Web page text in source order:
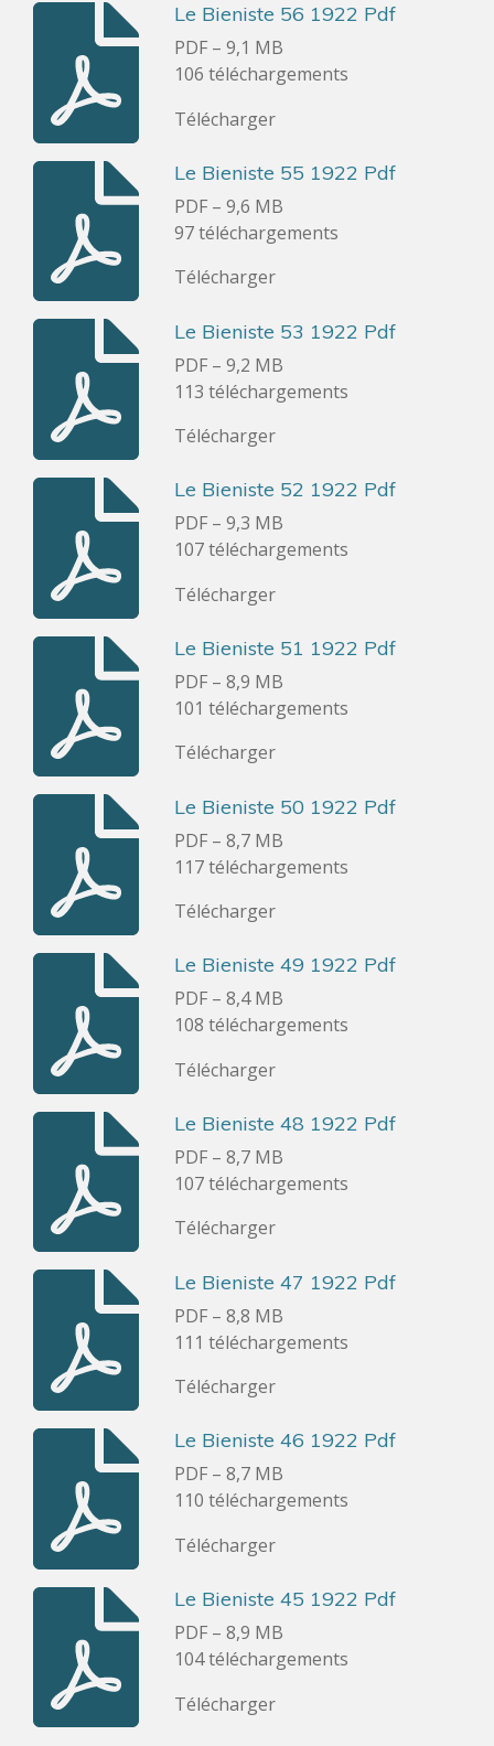
Le Bieniste 56 1922 Pdf
PDF – 9,1 MB
106 téléchargements
Télécharger
Le Bieniste 55 1922 Pdf
PDF – 9,6 MB
97 téléchargements
Télécharger
Le Bieniste 53 1922 Pdf
PDF – 9,2 MB
113 téléchargements
Télécharger
Le Bieniste 52 1922 Pdf
PDF – 9,3 MB
107 téléchargements
Télécharger
Le Bieniste 51 1922 Pdf
PDF – 8,9 MB
101 téléchargements
Télécharger
Le Bieniste 50 1922 Pdf
PDF – 8,7 MB
117 téléchargements
Télécharger
Le Bieniste 49 1922 Pdf
PDF – 8,4 MB
108 téléchargements
Télécharger
Le Bieniste 48 1922 Pdf
PDF – 8,7 MB
107 téléchargements
Télécharger
Le Bieniste 47 1922 Pdf
PDF – 8,8 MB
111 téléchargements
Télécharger
Le Bieniste 46 1922 Pdf
PDF – 8,7 MB
110 téléchargements
Télécharger
Le Bieniste 45 1922 Pdf
PDF – 8,9 MB
104 téléchargements
Télécharger